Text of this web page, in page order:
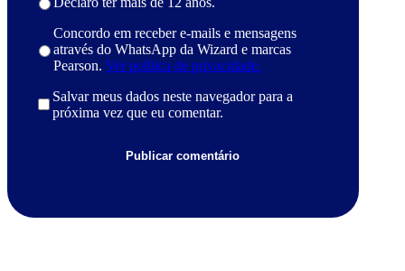
Concordo em receber e-mails e mensagens
através do WhatsApp da Wizard e marcas
Pearson. Ver política de privacidade.
Salvar meus dados neste navegador para a
próxima vez que eu comentar.